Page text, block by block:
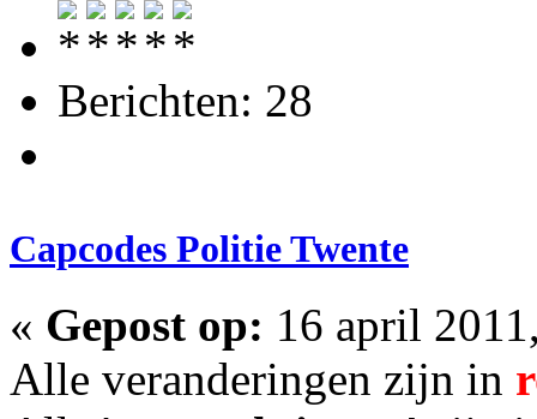
Berichten: 28
Capcodes Politie Twente
« Gepost op: 16 april
Alle veranderingen zijn in